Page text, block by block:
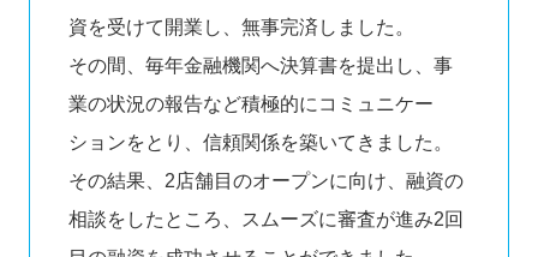
資を受けて開業し、無事完済しました。
その間、毎年金融機関へ決算書を提出し、事
業の状況の報告など積極的にコミュニケー
ションをとり、信頼関係を築いてきました。
その結果、2店舗目のオープンに向け、融資の
相談をしたところ、スムーズに審査が進み2回